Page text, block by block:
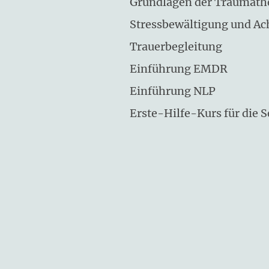
Stressbewältigung und
Trauerbegleitung
Einführung EMDR
Einführung NLP
Erste-Hilfe-Kurs für die